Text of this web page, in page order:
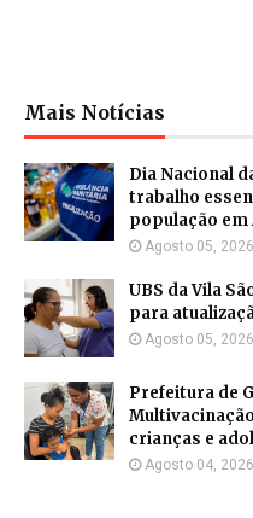
Mais Notícias
Dia Nacional
trabalho
população em
Agosto 05, 2026
UBS da Vila
para
Agosto 05, 2026
Prefeitura de
crianças e
Agosto 04, 2026